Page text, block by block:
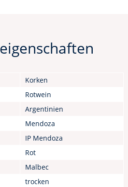
Korken
Rotwein
Argentinien
Mendoza
IP Mendoza
Rot
Malbec
trocken